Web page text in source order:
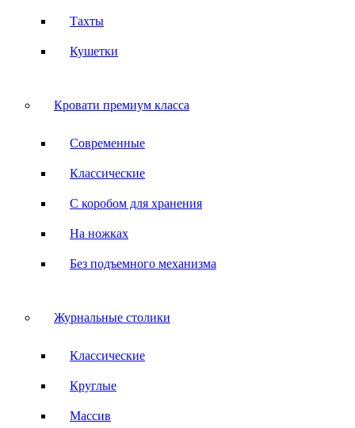
Тахты
Кушетки
Кровати премиум класса
Современные
Классические
С коробом для хранения
На ножках
Без подъемного механизма
Журнальные столики
Классические
Круглые
Массив